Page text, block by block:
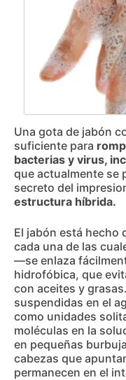
Una gota de jabón
suficiente para
bacterias y virus,
que actualmente se
secreto del
estructura híbrida.
El jabón está hecho
cada una de las
—se enlaza
hidrofóbica, que
con aceites y
suspendidas en el
como unidades
moléculas en la
en pequeñas
cabezas que
permanecen en el